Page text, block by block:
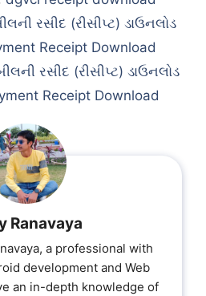
રસીદ (રીસીપ્ટ) ડાઉનલોડ
Receipt Download
રસીદ (રીસીપ્ટ) ડાઉનલોડ
Receipt Download
Ranavaya
a professional with
development and Web
an in-depth knowledge of